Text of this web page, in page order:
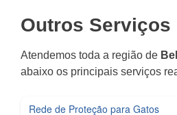
Outros Serviços
Atendemos toda a região de
abaixo os principais serviços
Rede de Proteção para Gatos